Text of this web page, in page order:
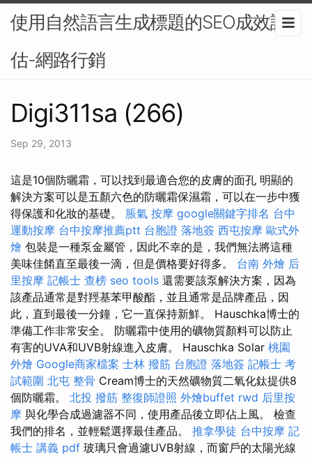
使用自然語言生成標題的SEO成效評
估-網路行銷
Digi311sa (266)
Sep 29, 2013
這是10個防曬霜，可以找到最適合您的皮膚的面孔 明顯的
解決方案可以是五顏六色的防曬霜保濕霜，可以在一步中獲
得保護和化妝的基礎。 脹氣 按摩 google關鍵字排名 台中
運動按摩 台中按摩推薦ptt 台胞證 落地簽 西屯按摩 歐式外
燴 包裝是一種泵金屬管，因此不幸的是，我們無法將這種
美味佳餚直至最後一滴，但是價格要好得多。 台南 外燴 后
里按摩 記帳士 查榜 seo tools 還需要該泵解決方案，因為
該產品通常是對羥基苯甲酸酯，並且通常是品牌產品，因
此，直到最後一分鐘，它一直保持新鮮。 Hauschka博士的
準備工作非常安全。 防曬霜中使用的礦物質顏料可以防止
有害的UVA和UVB射線進入皮膚。 Hauschka Solar 桃園
外燴 Google商家檔案 士林 撥筋 台胞證 落地簽 記帳士 考
試範圍 北屯 整骨 Cream博士的天然礦物質二氧化鈦提供8
個防曬霜。 北投 撥筋 整復師證照 外燴buffet rwd 后里按
摩 與化學合成過濾器不同，使用產品後立即佔上風。 檢查
我們的排名，並輕鬆選擇最佳產品。 推拿學徒 台中按摩 記
帳士 講義 pdf 玻璃只會過濾UVB射線，而窗戶的太陽光線